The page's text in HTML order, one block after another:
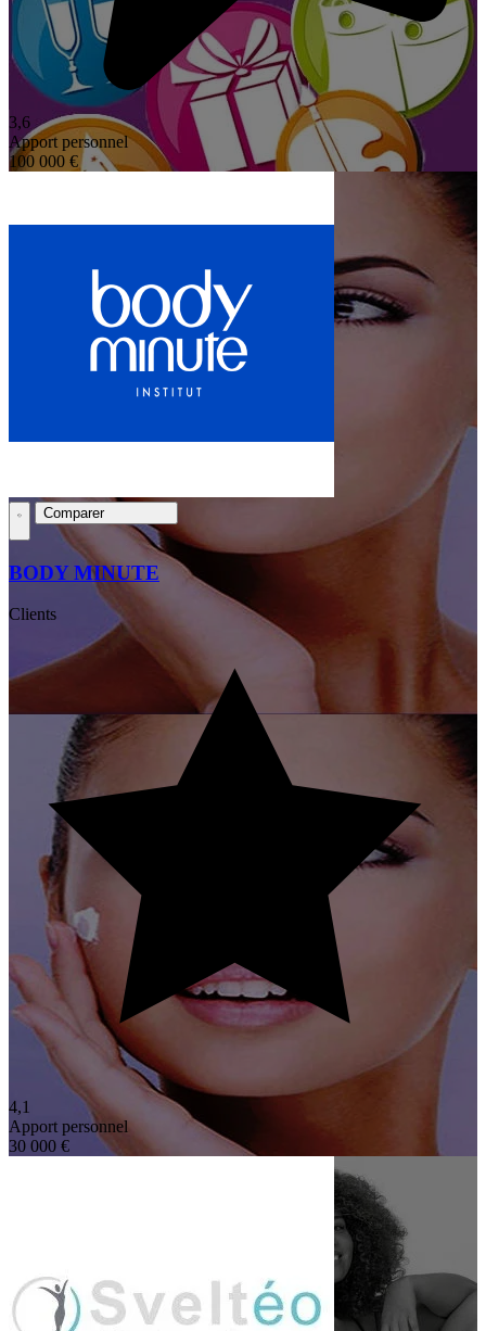
3,6
Apport personnel
100 000 €
Comparer
BODY MINUTE
Clients
4,1
Apport personnel
30 000 €